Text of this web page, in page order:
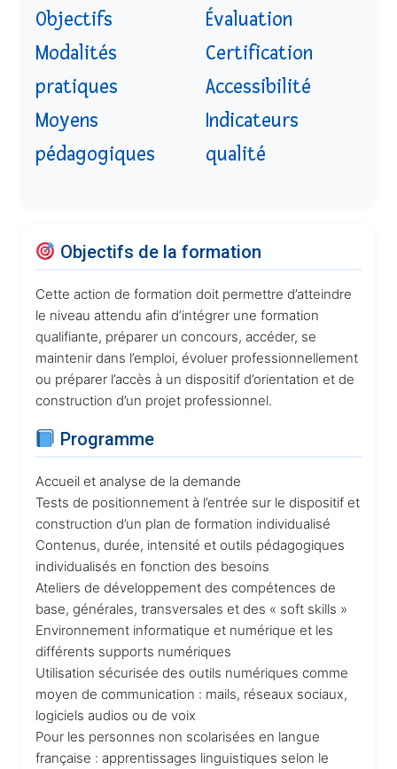
Objectifs
Modalités
pratiques
Moyens
pédagogiques
Évaluation
Certification
Accessibilité
Indicateurs
qualité
Objectifs de la formation
Cette action de formation doit permettre d’atteindre
le niveau attendu afin d’intégrer une formation
qualifiante, préparer un concours, accéder, se
maintenir dans l’emploi, évoluer professionnellement
ou préparer l’accès à un dispositif d’orientation et de
construction d’un projet professionnel.
Programme
Accueil et analyse de la demande
Tests de positionnement à l’entrée sur le dispositif et
construction d’un plan de formation individualisé
Contenus, durée, intensité et outils pédagogiques
individualisés en fonction des besoins
Ateliers de développement des compétences de
base, générales, transversales et des « soft skills »
Environnement informatique et numérique et les
différents supports numériques
Utilisation sécurisée des outils numériques comme
moyen de communication : mails, réseaux sociaux,
logiciels audios ou de voix
Pour les personnes non scolarisées en langue
française : apprentissages linguistiques selon le